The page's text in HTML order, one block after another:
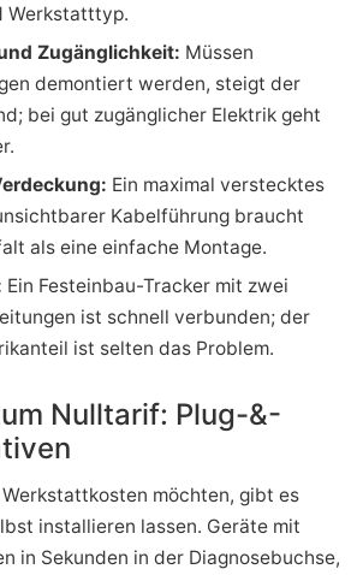
Werkstatttyp.
Zugänglichkeit: Müssen
demontiert werden, steigt der
bei gut zugänglicher Elektrik geht
Ein maximal verstecktes
Kabelführung braucht
als eine einfache Montage.
Ein Festeinbau-Tracker mit zwei
ist schnell verbunden; der
ist selten das Problem.
Nulltarif: Plug-&-
Werkstattkosten möchten, gibt es
installieren lassen. Geräte mit
in Sekunden in der Diagnosebuchse,